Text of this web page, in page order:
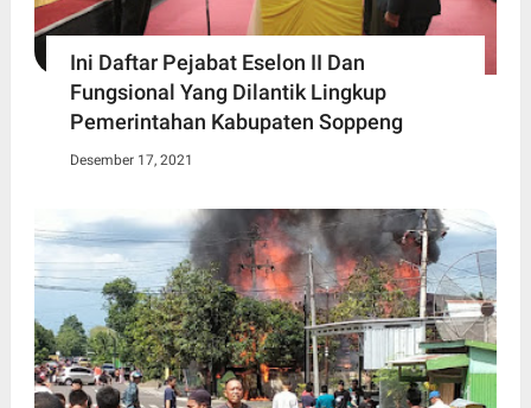
Ini Daftar Pejabat Eselon II Dan
Fungsional Yang Dilantik Lingkup
Pemerintahan Kabupaten Soppeng
Desember 17, 2021